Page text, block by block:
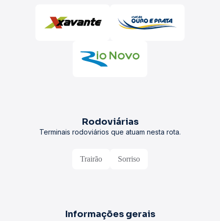
Rodoviárias
Terminais rodoviários que atuam nesta rota.
Trairão Sorriso
Informações gerais